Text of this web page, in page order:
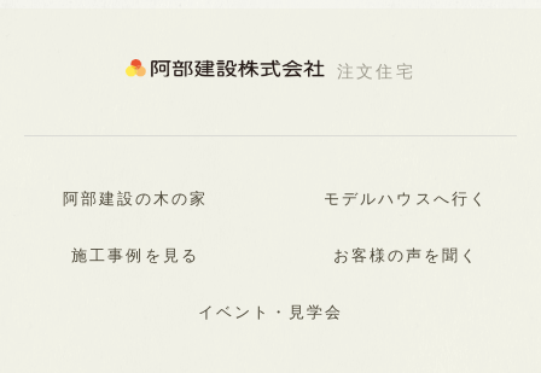
注文住宅
阿部建設の木の家 モデルハウスへ行く
施工事例を見る お客様の声を聞く
イベント・見学会